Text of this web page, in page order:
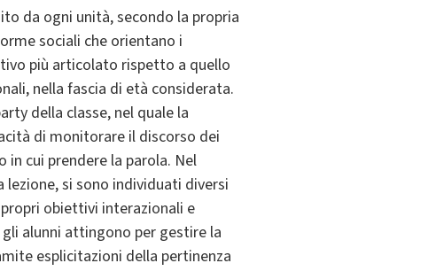
da ogni unità, secondo la propria
sociali che orientano i
più articolato rispetto a quello
nella fascia di età considerata.
della classe, nel quale la
di monitorare il discorso dei
cui prendere la parola. Nel
si sono individuati diversi
obiettivi interazionali e
alunni attingono per gestire la
esplicitazioni della pertinenza